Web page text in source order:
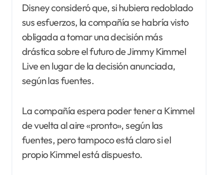
Disney consideró que, si hubiera redoblado
sus esfuerzos, la compañía se habría visto
obligada a tomar una decisión más
drástica sobre el futuro de Jimmy Kimmel
Live en lugar de la decisión anunciada,
según las fuentes.
La compañía espera poder tener a Kimmel
de vuelta al aire «pronto», según las
fuentes, pero tampoco está claro si el
propio Kimmel está dispuesto.